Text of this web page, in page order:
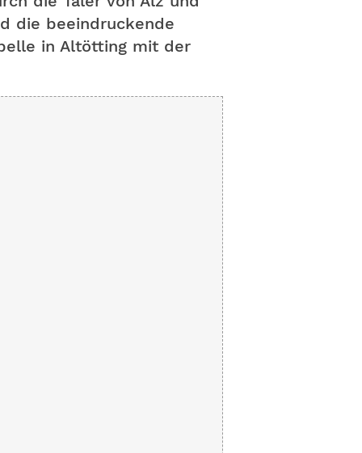
die beeindruckende
in Altötting mit der